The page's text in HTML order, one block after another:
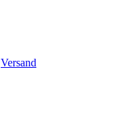
Versand